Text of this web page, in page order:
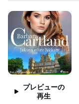
プレビューの
再生